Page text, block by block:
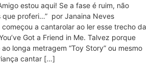
estou aqui! Se a fase é ruim, não
que proferi…” por Janaina Neves
a cantarolar ao ler esse trecho da
Got a Friend in Me. Talvez porque
longa metragem “Toy Story” ou mesmo
cantar […]